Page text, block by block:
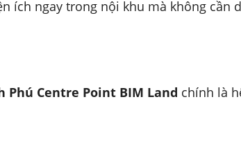
ích ngay trong nội khu mà không cần
Phú Centre Point BIM Land chính là